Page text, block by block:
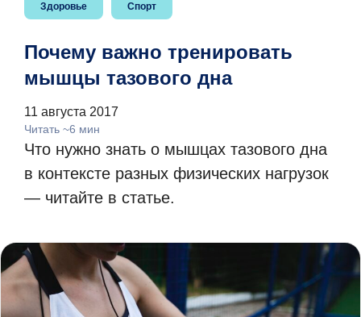
Здоровье Спорт
Почему важно тренировать
мышцы тазового дна
11 августа 2017
Читать ~6 мин
Что нужно знать о мышцах тазового дна
в контексте разных физических нагрузок
— читайте в статье.